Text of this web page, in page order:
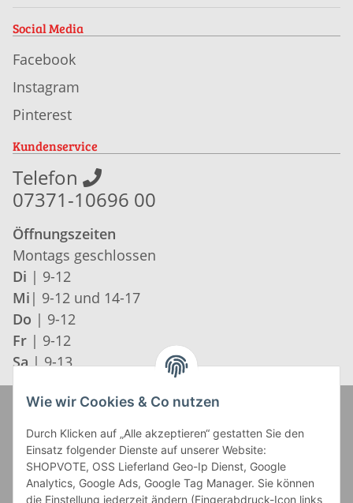
Social Media
Facebook
Instagram
Pinterest
Kundenservice
Telefon
07371-10696 00
Öffnungszeiten
Montags geschlossen
Di | 9-12
Mi | 9-12 und 14-17
Do | 9-12
Fr | 9-12
Sa | 9-13
Wie wir Cookies & Co nutzen
Durch Klicken auf „Alle akzeptieren“ gestatten Sie den
Einsatz folgender Dienste auf unserer Website:
SHOPVOTE, OSS Lieferland Geo-Ip Dienst, Google
Analytics, Google Ads, Google Tag Manager. Sie können
die Einstellung jederzeit ändern (Fingerabdruck-Icon links